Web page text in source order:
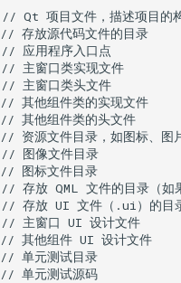
目文件，描述项目的构
源代码文件的目录
用程序入口点
窗口类实现文件
窗口类头文件
他组件类的实现文件
组件类的头文件
文件目录，如图标、图
像文件目录
标文件目录
文件的目录（如果
UI 文件（.ui）的目
窗口 UI 设计文件
他组件 UI 设计文件
元测试目录
单元测试源码